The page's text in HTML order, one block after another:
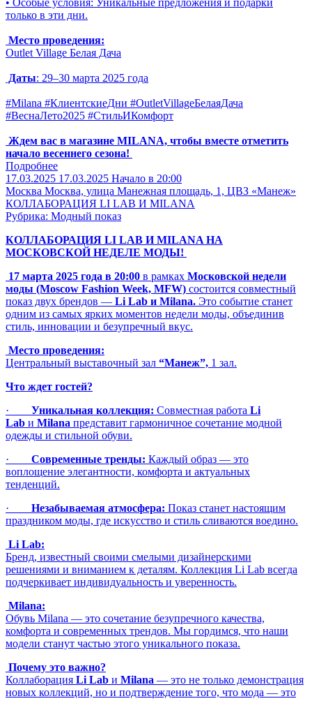
только в эти дни.
Место проведения:
Outlet Village Белая Дача
Даты: 29–30 марта 2025 года
#Milana #КлиентскиеДни #OutletVillageБелаяДача
#ВеснаЛето2025 #СтильИКомфорт
Ждем вас в магазине MILANA, чтобы вместе отметить
начало весеннего сезона!
Подробнее
17.03.2025 17.03.2025 Начало в 20:00
Москва Москва, улица Манежная площадь, 1, ЦВЗ «Манеж»
КОЛЛАБОРАЦИЯ LI LAB И MILANA
Рубрика: Модный показ
КОЛЛАБОРАЦИЯ LI LAB И MILANA НА
МОСКОВСКОЙ НЕДЕЛЕ МОДЫ!
17 марта 2025 года в 20:00 в рамках Московской недели
моды (Moscow Fashion Week, MFW) состоится совместный
показ двух брендов — Li Lab и Milana. Это событие станет
одним из самых ярких моментов недели моды, объединив
стиль, инновации и безупречный вкус.
Место проведения:
Центральный выставочный зал “Манеж”, 1 зал.
Что ждет гостей?
·
Уникальная коллекция: Совместная работа Li
Lab и Milana представит гармоничное сочетание модной
одежды и стильной обуви.
· Современные тренды: Каждый образ — это
воплощение элегантности, комфорта и актуальных
тенденций.
· Незабываемая атмосфера: Показ станет настоящим
праздником моды, где искусство и стиль сливаются воедино.
Li Lab:
Бренд, известный своими смелыми дизайнерскими
решениями и вниманием к деталям. Коллекция Li Lab всегда
подчеркивает индивидуальность и уверенность.
Milana:
Обувь Milana — это сочетание безупречного качества,
комфорта и современных трендов. Мы гордимся, что наши
модели станут частью этого уникального показа.
Почему это важно?
Коллаборация Li Lab и Milana — это не только демонстрация
новых коллекций, но и подтверждение того, что мода — это